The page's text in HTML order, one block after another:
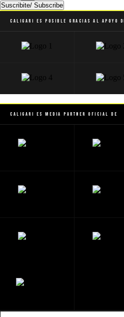
Suscribite/ Subscribe
Caligari es posible gracias al apoyo
Caligari es Media Partner Oficial de